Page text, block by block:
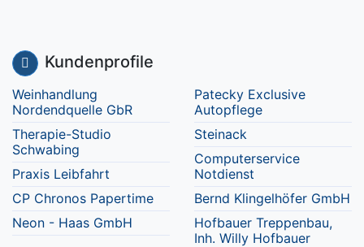
Kundenprofile
Weinhandlung
Nordendquelle GbR
Therapie-Studio
Schwabing
Praxis Leibfahrt
CP Chronos Papertime
Neon - Haas GmbH
Patecky Exclusive
Autopflege
Steinack
Computerservice
Notdienst
Bernd Klingelhöfer GmbH
Hofbauer Treppenbau,
Inh. Willy Hofbauer